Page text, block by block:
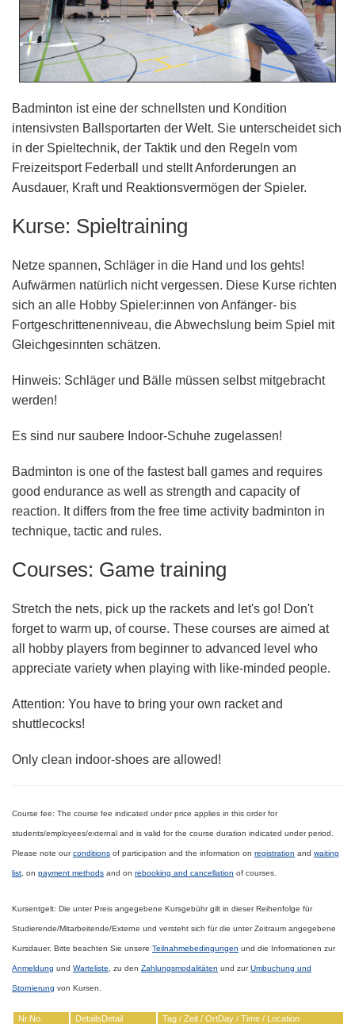
Badminton ist eine der schnellsten und Kondition
intensivsten Ballsportarten der Welt. Sie unterscheidet sich
in der Spieltechnik, der Taktik und den Regeln vom
Freizeitsport Federball und stellt Anforderungen an
Ausdauer, Kraft und Reaktionsvermögen der Spieler.
Kurse: Spieltraining
Netze spannen, Schläger in die Hand und los gehts!
Aufwärmen natürlich nicht vergessen. Diese Kurse richten
sich an alle Hobby Spieler:innen von Anfänger- bis
Fortgeschrittenenniveau, die Abwechslung beim Spiel mit
Gleichgesinnten schätzen.
Hinweis: Schläger und Bälle müssen selbst mitgebracht
werden!
Es sind nur saubere Indoor-Schuhe zugelassen!
Badminton is one of the fastest ball games and requires
good endurance as well as strength and capacity of
reaction. It differs from the free time activity badminton in
technique, tactic and rules.
Courses: Game training
Stretch the nets, pick up the rackets and let's go! Don't
forget to warm up, of course. These courses are aimed at
all hobby players from beginner to advanced level who
appreciate variety when playing with like-minded people.
Attention: You have to bring your own racket and
shuttlecocks!
Only clean indoor-shoes are allowed!
Course fee: The course fee indicated under price applies in this order for
students/employees/external and is valid for the course duration indicated under period.
Please note ourconditions of participation and the information on registration and waiting
list , on payment methods and on rebooking and cancellation of courses.
Kursentgelt: Die unter Preis angegebene Kursgebühr gilt in dieser Reihenfolge für
Studierende/Mitarbeitende/Externe und versteht sich für die unter Zeitraum angegebene
Kursdauer. Bitte beachten Sie unsere Teilnahmebedingungen und die Informationen zur
Anmeldung und Warteliste , zu den Zahlungsmodalitäten und zurUmbuchung und
Stornierung von Kursen.
Nr. No. DetailsDetail Tag / Zeit / OrtDay / Time / Location